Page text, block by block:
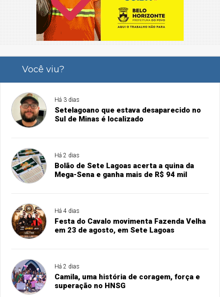
Você viu?
Há 3 dias
Setelagoano que estava desaparecido no
Sul de Minas é localizado
Há 2 dias
Bolão de Sete Lagoas acerta a quina da
Mega-Sena e ganha mais de R$ 94 mil
Há 4 dias
Festa do Cavalo movimenta Fazenda Velha
em 23 de agosto, em Sete Lagoas
Há 2 dias
Camila, uma história de coragem, força e
superação no HNSG